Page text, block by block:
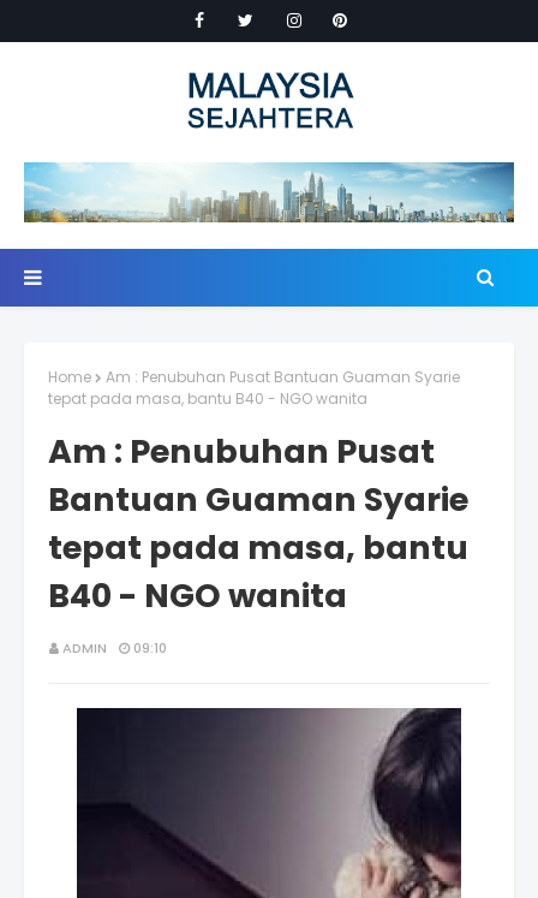
Home
Am : Penubuhan Pusat Bantuan Guaman Syarie
tepat pada masa, bantu B40 - NGO wanita
Am : Penubuhan Pusat
Bantuan Guaman Syarie
tepat pada masa, bantu
B40 - NGO wanita
ADMIN 09:10